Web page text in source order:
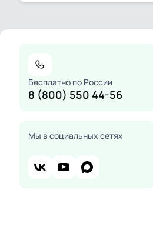
Бесплатно по России
8 (800) 550 44-56
Мы в социальных сетях